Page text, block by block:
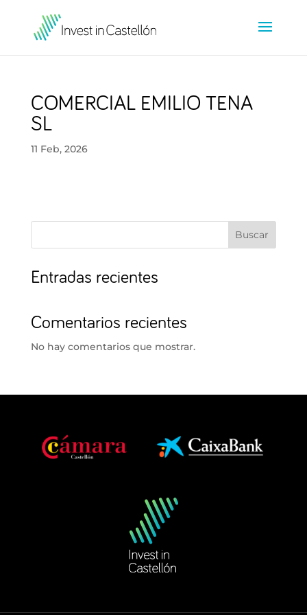
COMERCIAL EMILIO TENA
SL
11 Feb, 2026
Buscar
Entradas recientes
Comentarios recientes
No hay comentarios que mostrar.